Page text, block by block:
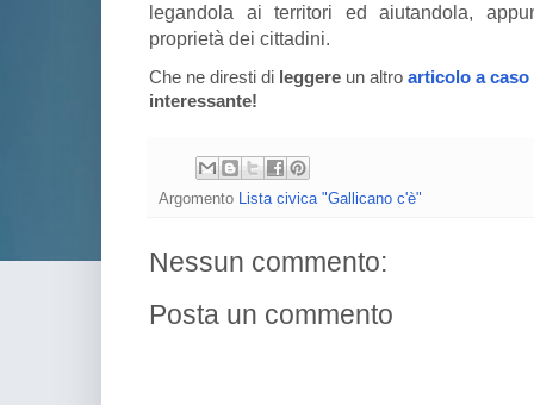
legandola ai territori ed aiutandola,
proprietà dei cittadini.
Che ne diresti di leggere un altro articolo a caso
interessante!
Argomento Lista civica "Gallicano c'è"
Nessun commento:
Posta un commento